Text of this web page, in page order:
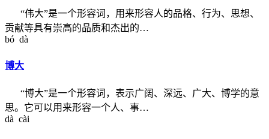
“伟大”是一个形容词，用来形容人的品格、行为、思想、
贡献等具有崇高的品质和杰出的…
bó dà
博大
“博大”是一个形容词，表示广阔、深远、广大、博学的意
思。它可以用来形容一个人、事…
dà cài